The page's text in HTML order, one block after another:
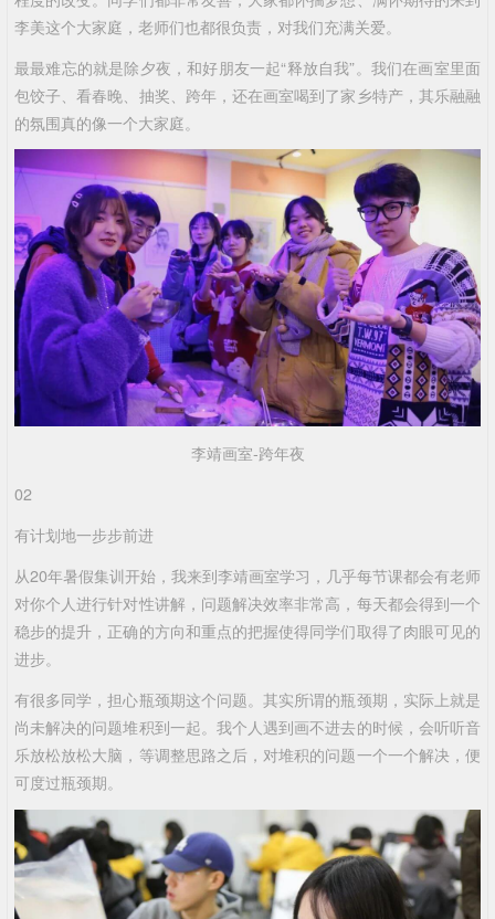
李美这个大家庭，老师们也都很负责，对我们充满关爱。
最最难忘的就是除夕夜，和好朋友一起“释放自我”。我们在画室里面
包饺子、看春晚、抽奖、跨年，还在画室喝到了家乡特产，其乐融融
的氛围真的像一个大家庭。
李靖画室-跨年夜
02
有计划地一步步前进
从20年暑假集训开始，我来到李靖画室学习，几乎每节课都会有老师
对你个人进行针对性讲解，问题解决效率非常高，每天都会得到一个
稳步的提升，正确的方向和重点的把握使得同学们取得了肉眼可见的
进步。
有很多同学，担心瓶颈期这个问题。其实所谓的瓶颈期，实际上就是
尚未解决的问题堆积到一起。我个人遇到画不进去的时候，会听听音
乐放松放松大脑，等调整思路之后，对堆积的问题一个一个解决，便
可度过瓶颈期。